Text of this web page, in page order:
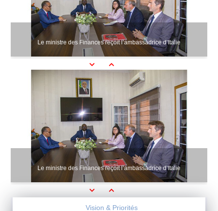
Le ministre des Finances reçoit l’ambassadrice d’Italie
Previous
Le ministre des Finances reçoit l’ambassadrice d’Italie
Previous
Vision & Priorités